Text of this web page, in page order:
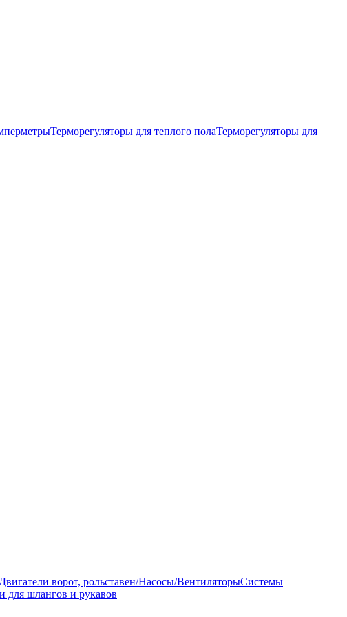
Терморегуляторы для теплого полаТерморегуляторы для
Двигатели ворот, рольставен/Насосы/ВентиляторыСистемы
для шлангов и рукавов